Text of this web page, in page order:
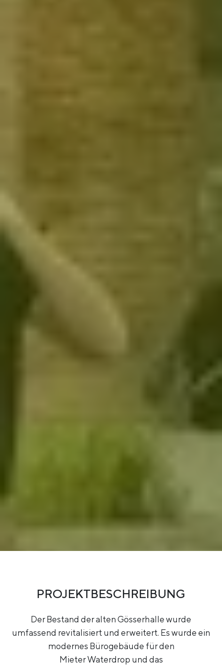
PROJEKTBESCHREIBUNG
Der Bestand der alten Gösserhalle wurde
umfassend revitalisiert und erweitert. Es wurde ein
modernes Bürogebäude für den
Mieter Waterdrop und das